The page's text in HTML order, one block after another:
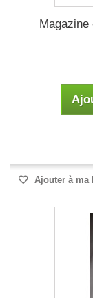
Ajouter à ma